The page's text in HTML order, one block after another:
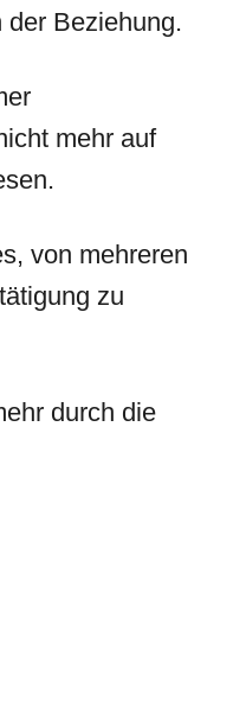
der Beziehung.
mehr auf
von mehreren
zu
durch die